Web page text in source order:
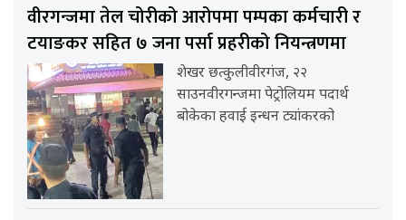
वीरगन्जमा तेल चोरीको आरोपमा पम्पका कर्मचारी र
टयाङकर सहित ७ जना पर्सा प्रहरीको नियन्त्रणमा
शेखर छत्कुलीवीरगंज, २२
साउनवीरगन्जमा पेट्रोलियम पदार्थ
बोकेका हवाई इन्धन ट्यांकरको